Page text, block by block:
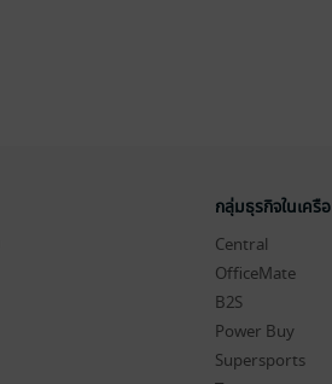
กลุ่มธุรกิจในเครือ
Central
OfficeMate
B2S
Power Buy
Supersports